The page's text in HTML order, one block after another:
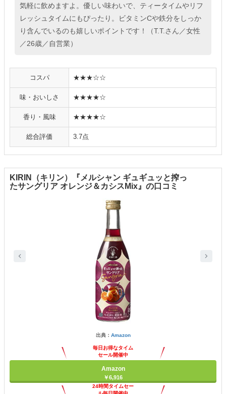
気軽に飲めますよ。優しい味わいで、ティータイムやリフ
レッシュタイムにもぴったり。ビタミンCや鉄分をしっか
り含んでいるのも嬉しいポイントです！（T.T.さん／女性
／26歳／自営業）
コスパ ★★★☆☆
味・おいしさ ★★★★☆
香り・風味 ★★★★☆
総合評価 3.7点
KIRIN（キリン）『メルシャン ギュギュッと搾っ
たサングリア オレンジ＆カシスMix』の口コミ
出典： Amazon
毎日お得なタイム
セール開催中
Amazon
￥6,916
24時間タイムセー